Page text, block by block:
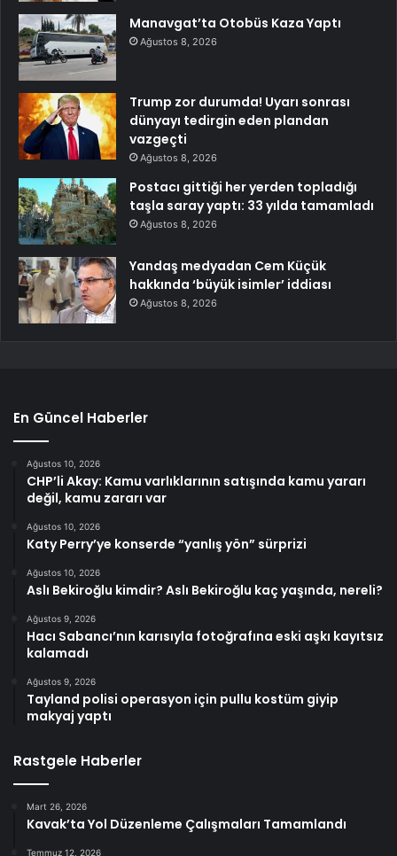
Manavgat’ta Otobüs Kaza Yaptı
Ağustos 8, 2026
Trump zor durumda! Uyarı sonrası
dünyayı tedirgin eden plandan
vazgeçti
Ağustos 8, 2026
Postacı gittiği her yerden topladığı
taşla saray yaptı: 33 yılda tamamladı
Ağustos 8, 2026
Yandaş medyadan Cem Küçük
hakkında ‘büyük isimler’ iddiası
Ağustos 8, 2026
En Güncel Haberler
Ağustos 10, 2026
CHP’li Akay: Kamu varlıklarının satışında kamu yararı
değil, kamu zararı var
Ağustos 10, 2026
Katy Perry’ye konserde “yanlış yön” sürprizi
Ağustos 10, 2026
Aslı Bekiroğlu kimdir? Aslı Bekiroğlu kaç yaşında, nereli?
Ağustos 9, 2026
Hacı Sabancı’nın karısıyla fotoğrafına eski aşkı kayıtsız
kalamadı
Ağustos 9, 2026
Tayland polisi operasyon için pullu kostüm giyip
makyaj yaptı
Rastgele Haberler
Mart 26, 2026
Kavak’ta Yol Düzenleme Çalışmaları Tamamlandı
Temmuz 12, 2026